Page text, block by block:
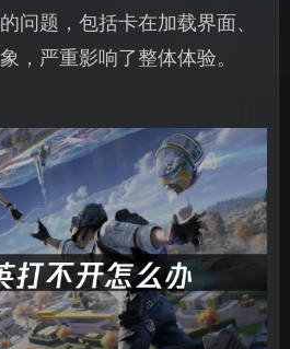
问题，包括卡在加载界面、
，严重影响了整体体验。